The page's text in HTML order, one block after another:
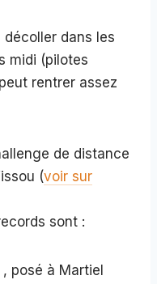
décoller dans les
midi (pilotes
rentrer assez
de distance
(voir sur
sont :
posé à Martiel